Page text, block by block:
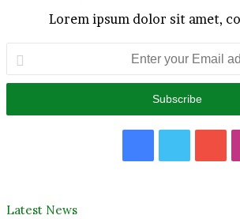
Lorem ipsum dolor sit amet,
your
Email
Latest News